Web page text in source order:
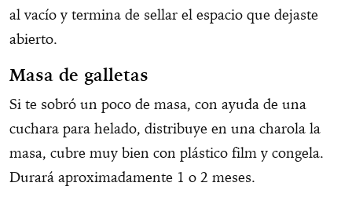
al vacío y termina de sellar el espacio que dejaste
abierto.
Masa de galletas
Si te sobró un poco de masa, con ayuda de una
cuchara para helado, distribuye en una charola la
masa, cubre muy bien con plástico film y congela.
Durará aproximadamente 1 o 2 meses.